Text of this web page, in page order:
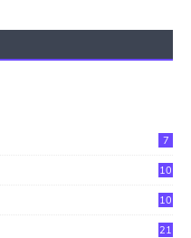
7
10
10
21